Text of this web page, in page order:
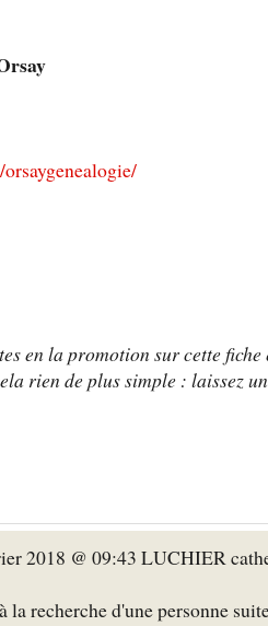
en la promotion sur cette
rien de plus simple : laissez
2018 @ 09:43 LUCHIER
la recherche d'une personne